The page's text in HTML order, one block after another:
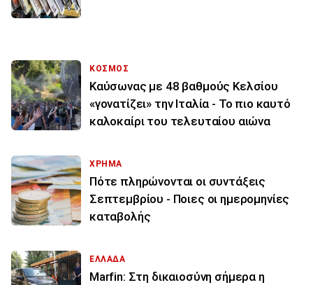
ΚΟΣΜΟΣ
Καύσωνας με 48 βαθμούς Κελσίου
«γονατίζει» την Ιταλία - Το πιο καυτό
καλοκαίρι του τελευταίου αιώνα
ΧΡΗΜΑ
Πότε πληρώνονται οι συντάξεις
Σεπτεμβρίου - Ποιες οι ημερομηνίες
καταβολής
ΕΛΛΑΔΑ
Marfin: Στη δικαιοσύνη σήμερα η